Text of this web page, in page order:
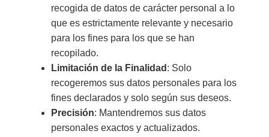
recogida de datos de carácter personal a lo
que es estrictamente relevante y necesario
para los fines para los que se han
recopilado.
Limitación de la Finalidad : Solo
recogeremos sus datos personales para los
fines declarados y solo según sus deseos.
Precisión: Mantendremos sus datos
personales exactos y actualizados.